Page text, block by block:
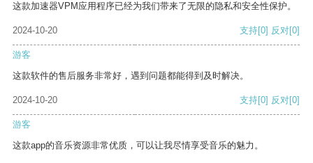
这款加速器VPM应用程序已经为我们带来了无限的隐私和安全性保护。
2024-10-20 支持[0] 反对[0]
游客
这款软件的售后服务非常好，遇到问题都能得到及时解决。
2024-10-20 支持[0] 反对[0]
游客
这款app的音乐资源非常优质，可以让我尽情享受音乐的魅力。